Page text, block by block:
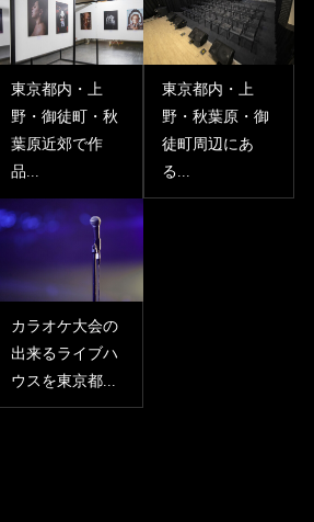
東京都内・上
野・御徒町・秋
葉原近郊で作
品...
東京都内・上
野・秋葉原・御
徒町周辺にあ
る...
カラオケ大会の
出来るライブハ
ウスを東京都...